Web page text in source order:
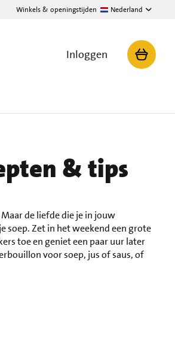
Winkels & openingstijden Nederland
Inloggen
& tips
de liefde die je in jouw
Zet in het weekend een grote
toe en geniet een paar uur later
voor soep, jus of saus, of